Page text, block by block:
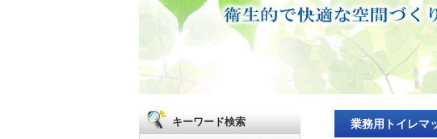
業務用トイレマ
キーワード検索